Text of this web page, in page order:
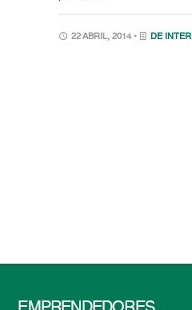
22 ABRIL, 2014 • DE